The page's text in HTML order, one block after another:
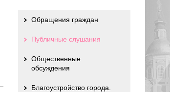
Обращения граждан
Публичные слушания
Общественные
обсуждения
Благоустройство города.